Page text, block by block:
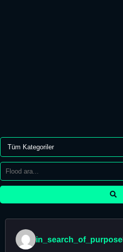
in_search_of_purpose